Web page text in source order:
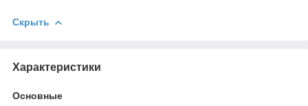
Скрыть
Характеристики
Основные